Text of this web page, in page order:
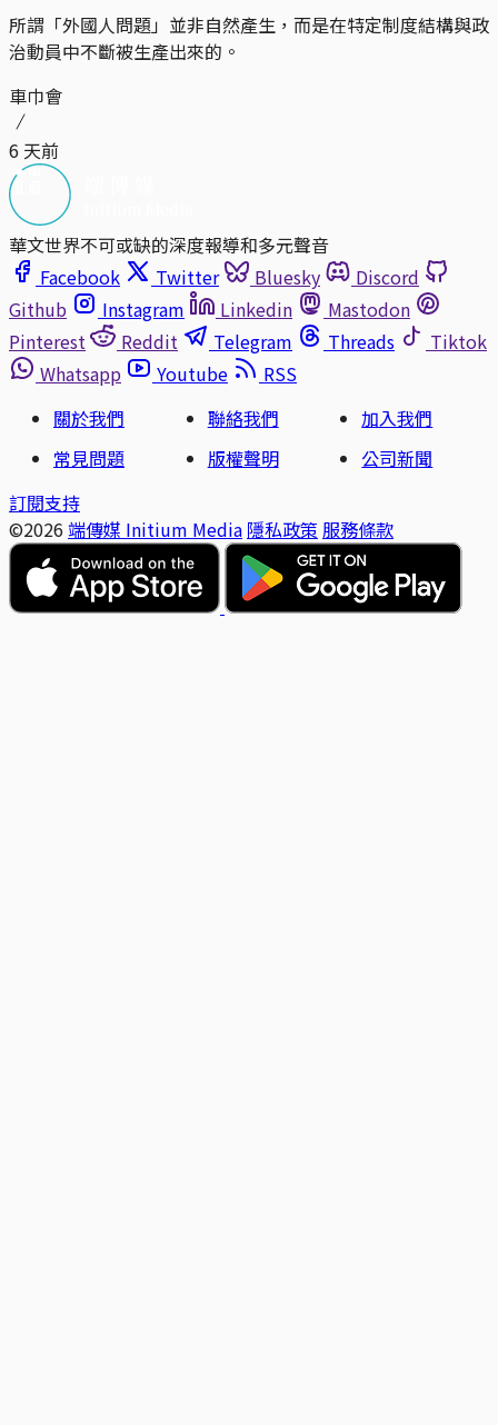
所謂「外國人問題」並非自然產生，而是在特定制度結構與政
治動員中不斷被生產出來的。
車巾會
6 天前
華文世界不可或缺的深度報導和多元聲音
Facebook
Twitter Bluesky
Discord
Github
Instagram Linkedin
Mastodon
Pinterest
Reddit Telegram Threads
Tiktok
Whatsapp
Youtube
RSS
關於我們
聯絡我們
加入我們
常見問題
版權聲明
公司新聞
訂閱支持
©2026 端傳媒 Initium Media 隱私政策 服務條款